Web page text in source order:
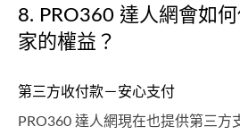
8. PRO360 達人網會如
家的權益？
第三方收付款－安心支付
PRO360 達人網現在也提供第三方